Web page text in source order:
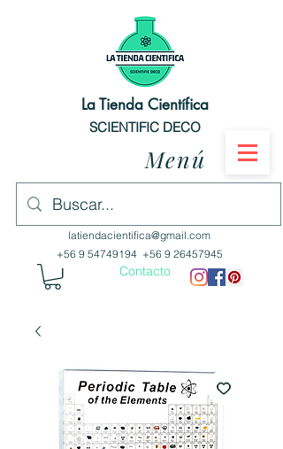
La Tienda Científica
SCIENTIFIC DECO
Menú
latiendacientifica@gmail.com
+56 9 54749194 +56 9 26457945
Contacto